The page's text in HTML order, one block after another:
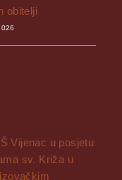
obitelji
Vijenac u posjetu
sv. Križa u